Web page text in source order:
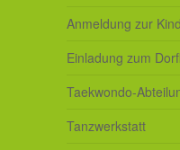
Anmeldung zur
Einladung zum
Taekwondo-
Tanzwerkstatt